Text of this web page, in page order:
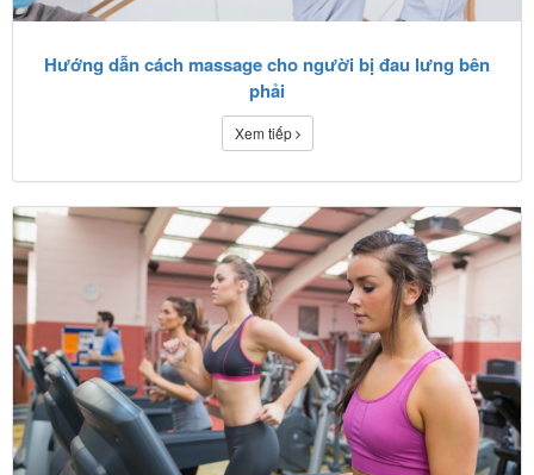
Hướng dẫn cách massage cho người bị đau lưng bên
phải
Xem tiếp